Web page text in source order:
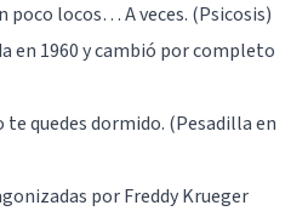
poco locos… A veces. (Psicosis)
en 1960 y cambió por completo
te quedes dormido. (Pesadilla en
por Freddy Krueger